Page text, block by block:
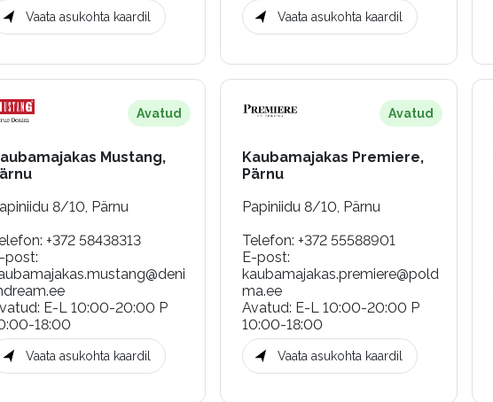
Vaata asukohta kaardil Vaata asukohta kaardil
Avatud
Mustang,
8/10, Pärnu
: +372 58438313
post:
: E-L 10:00-20:00 P
18:00
Vaata asukohta kaardil
Avatud
Kaubamajakas Premiere,
Pärnu
Papiniidu 8/10, Pärnu
Telefon: +372 55588901
E-post:
kaubamajakas.premiere@pold
ma.ee
Avatud: E-L 10:00-20:00 P
10:00-18:00
Vaata asukohta kaardil